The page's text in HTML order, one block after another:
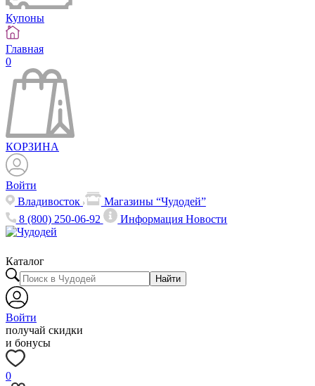
Купоны
Главная
0
КОРЗИНА
Войти
Владивосток
Магазины “Чудодей”
8 (800) 250-06-92
ИнформацияНовости
Каталог
Найти
Войти
получай скидки
и бонусы
0